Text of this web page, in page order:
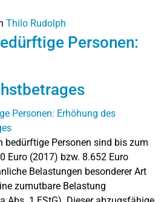
Thilo Rudolph
Personen:
bedürftige Personen sind bis zum
Euro (2017) bzw. 8.652 Euro
Belastungen besonderer Art
zumutbare Belastung